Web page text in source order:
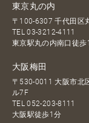
東京丸の内
〒100-6307 千代田区
TEL03-3212-4111
東京駅丸の内南口徒歩
大阪梅田
〒530-0011 大阪市北
ル7F
TEL052-203-8111
大阪駅徒歩1分